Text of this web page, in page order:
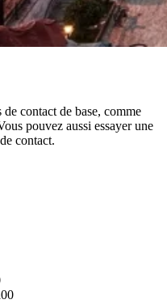
contact de base, comme
pouvez aussi essayer une
contact.